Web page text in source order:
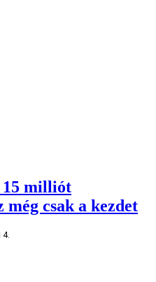
15 milliót
csak a kezdet